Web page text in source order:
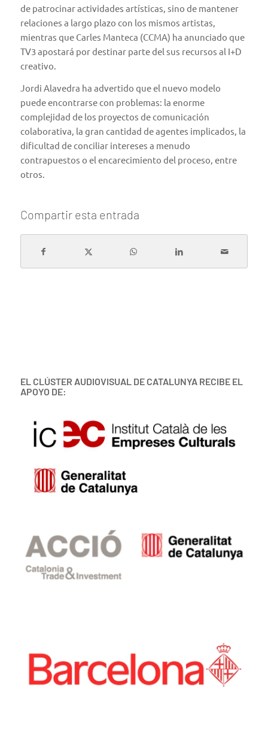
de patrocinar actividades artísticas, sino de mantener
relaciones a largo plazo con los mismos artistas,
mientras que Carles Manteca (CCMA) ha anunciado que
TV3 apostará por destinar parte del sus recursos al I+D
creativo.
Jordi Alavedra ha advertido que el nuevo modelo
puede encontrarse con problemas: la enorme
complejidad de los proyectos de comunicación
colaborativa, la gran cantidad de agentes implicados, la
dificultad de conciliar intereses a menudo
contrapuestos o el encarecimiento del proceso, entre
otros.
Compartir esta entrada
EL CLÚSTER AUDIOVISUAL DE CATALUNYA RECIBE EL
APOYO DE: